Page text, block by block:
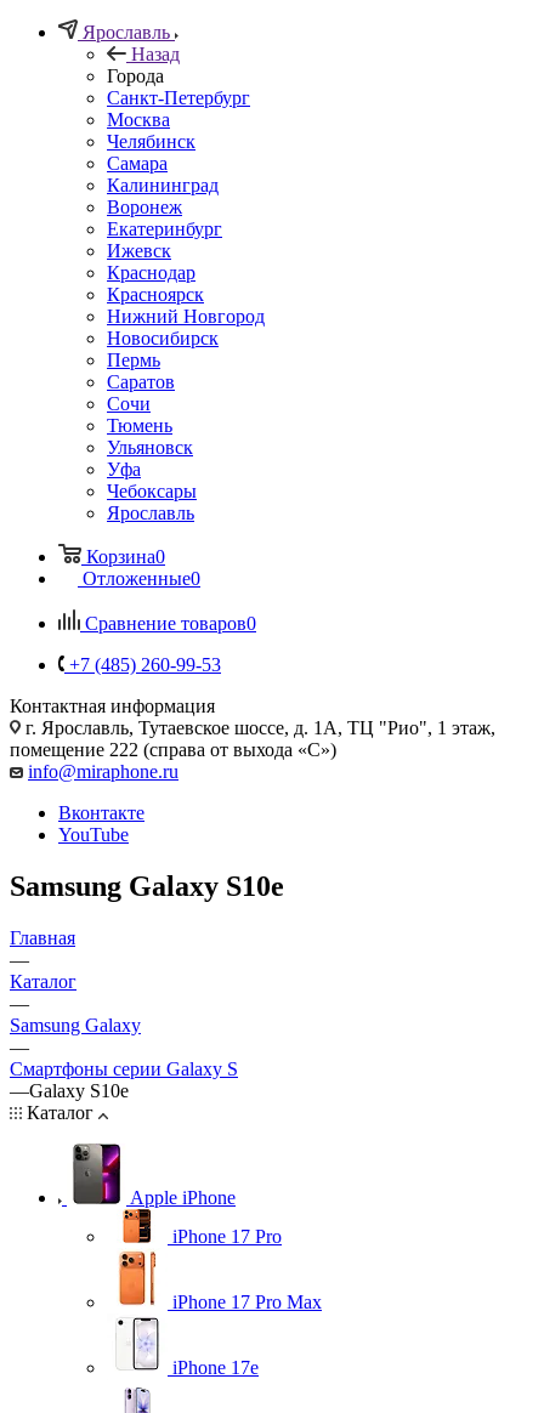
Ярославль
Назад
Города
Санкт-Петербург
Москва
Челябинск
Самара
Калининград
Воронеж
Екатеринбург
Ижевск
Краснодар
Красноярск
Нижний Новгород
Новосибирск
Пермь
Саратов
Сочи
Тюмень
Ульяновск
Уфа
Чебоксары
Ярославль
Корзина0
Отложенные0
Сравнение товаров0
+7 (485) 260-99-53
Контактная информация
г. Ярославль, Тутаевское шоссе, д. 1А, ТЦ "Рио", 1 этаж,
помещение 222 (справа от выхода «С»)
info@miraphone.ru
Вконтакте
YouTube
Samsung Galaxy S10e
Главная
—
Каталог
—
Samsung Galaxy
—
Смартфоны серии Galaxy S
—Galaxy S10e
Каталог
Apple iPhone
iPhone 17 Pro
iPhone 17 Pro Max
iPhone 17e